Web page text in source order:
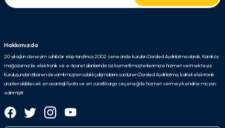
Hakkımızda
20 yılı aşkın deneyim sahibi bir ekip tarafınca 2002 senesinde kurulan Doraled Aydınlatma olarak, Karaköy
mağazamız ile elektronik ve e-ticaret alanlarında siz kıymetli müşterilerimize hizmet vermekteyiz.
Kuruluşundan itibaren devamlı müşteri odaklı çalışmalarını sürdüren Doraled Aydınlatma, kaliteli elektronik
ürünleri olabilecek en avantajlı fiyata ve en süratli kargo seçeneği ile hizmet vermeyi kendine misyon
edinmiştir.